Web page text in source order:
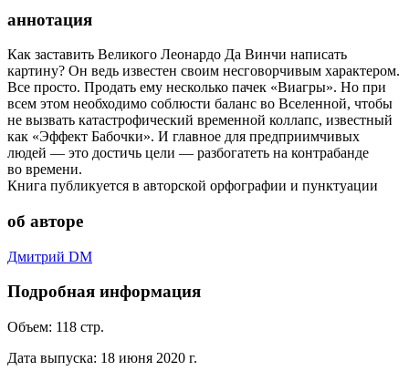
аннотация
Как заставить Великого Леонардо Да Винчи написать
картину? Он ведь известен своим несговорчивым характером.
Все просто. Продать ему несколько пачек «Виагры». Но при
всем этом необходимо соблюсти баланс во Вселенной, чтобы
не вызвать катастрофический временной коллапс, известный
как «Эффект Бабочки». И главное для предприимчивых
людей — это достичь цели — разбогатеть на контрабанде
во времени.
Книга публикуется в авторской орфографии и пунктуации
об авторе
Дмитрий DM
Подробная информация
Объем: 118 стр.
Дата выпуска: 18 июня 2020 г.